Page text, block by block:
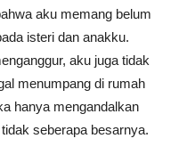
aku memang belum
isteri dan anakku.
aku juga tidak
menumpang di rumah
hanya mengandalkan
seberapa besarnya.